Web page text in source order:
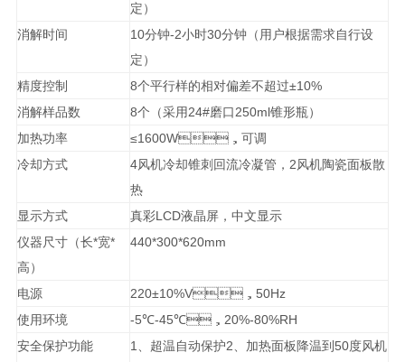
定）
消解时间
10分钟-2小时30分钟（用户根据需求自行设
定）
精度控制
8个平行样的相对偏差不超过±10%
消解样品数
8个（采用24#磨口250ml锥形瓶）
加热功率
≤1600W，可调
冷却方式
4风机冷却锥刺回流冷凝管，2风机陶瓷面板散
热
显示方式
真彩LCD液晶屏，中文显示
仪器尺寸（长*宽*
高）
440*300*620mm
电源 220±10%V，50Hz
使用环境
-5℃-45℃，20%-80%RH
安全保护功能
1
、超温自动保护2、加热面板降温到50度风机